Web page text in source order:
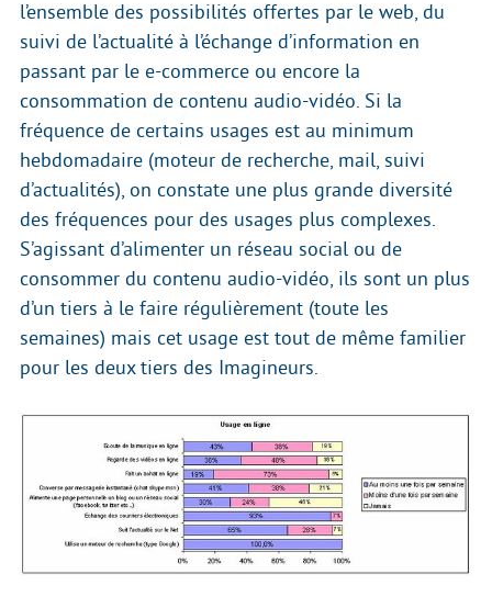
l’ensemble des possibilités offertes par le web, du
suivi de l’actualité à l’échange d’information en
passant par le e-commerce ou encore la
consommation de contenu audio-vidéo. Si la
fréquence de certains usages est au minimum
hebdomadaire (moteur de recherche, mail, suivi
d’actualités), on constate une plus grande diversité
des fréquences pour des usages plus complexes.
S’agissant d’alimenter un réseau social ou de
consommer du contenu audio-vidéo, ils sont un plus
d’un tiers à le faire régulièrement (toute les
semaines) mais cet usage est tout de même familier
pour les deux tiers des Imagineurs.